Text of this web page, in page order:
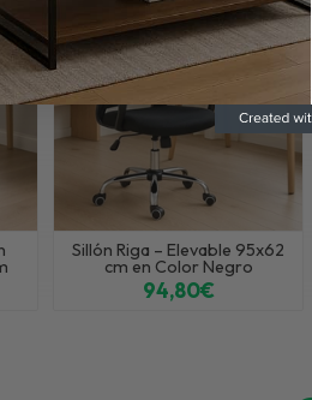
Sillón Riga – Elevable 95x62
cm en Color Negro
94,80€